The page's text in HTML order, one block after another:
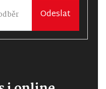
Odeslat